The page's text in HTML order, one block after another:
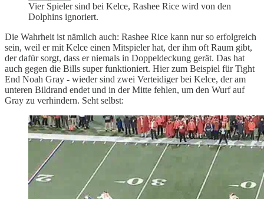
Vier Spieler sind bei Kelce, Rashee Rice wird von den
Dolphins ignoriert.
Die Wahrheit ist nämlich auch: Rashee Rice kann nur so erfolgreich
sein, weil er mit Kelce einen Mitspieler hat, der ihm oft Raum gibt,
der dafür sorgt, dass er niemals in Doppeldeckung gerät. Das hat
auch gegen die Bills super funktioniert. Hier zum Beispiel für Tight
End Noah Gray - wieder sind zwei Verteidiger bei Kelce, der am
unteren Bildrand endet und in der Mitte fehlen, um den Wurf auf
Gray zu verhindern. Seht selbst: